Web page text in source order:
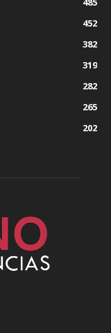
452
382
319
282
265
202